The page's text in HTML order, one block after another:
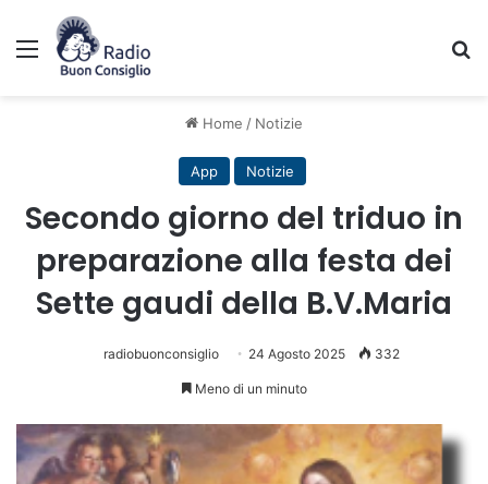
Menu
Home / Notizie
App Notizie
Secondo giorno del triduo in
preparazione alla festa dei
Sette gaudi della B.V.Maria
radiobuonconsiglio 24 Agosto 2025 332
Meno di un minuto